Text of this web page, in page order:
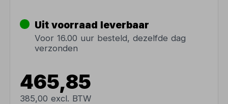
Uit voorraad leverbaar
Voor 16.00 uur besteld, dezelfde dag
verzonden
465,85
385,00 excl. BTW